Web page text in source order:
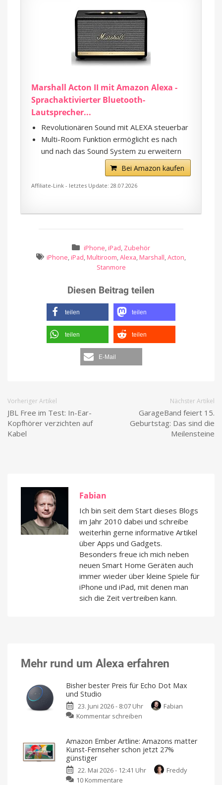
Marshall Acton II mit Amazon Alexa -
Sprachaktivierter Bluetooth-
Lautsprecher...
Revolutionären Sound mit ALEXA steuerbar
Multi-Room Funktion ermöglicht es nach
und nach das Sound System zu erweitern
Bei Amazon kaufen
Affiliate-Link - letztes Update: 28.07.2026
iPhone, iPad, Zubehör
iPhone, iPad, Multiroom,Alexa, Marshall,Acton,
Stanmore
Diesen Beitrag teilen
teilen teilen
teilen teilen
E-Mail
Vorheriger Artikel
JBL Free im Test: In-Ear-
Kopfhörer verzichten auf
Kabel
Nächster Artikel
GarageBand feiert 15.
Geburtstag: Das sind die
Meilensteine
Fabian
Ich bin seit dem Start dieses Blogs
im Jahr 2010 dabei und schreibe
weiterhin gerne informative Artikel
über Apps und Gadgets.
Besonders freue ich mich neben
neuen Smart Home Geräten auch
immer wieder über kleine Spiele für
iPhone und iPad, mit denen man
sich die Zeit vertreiben kann.
Mehr rund um Alexa erfahren
Bisher bester Preis für Echo Dot Max
und Studio
23. Juni 2026 - 8:07 Uhr
Fabian
Kommentar schreiben
Preis
für
Dot
Amazon Ember Artline: Amazons matter
Kunst-Fernseher schon jetzt 27%
günstiger
22. Mai 2026 - 12:41 Uhr
Freddy
10 Kommentare